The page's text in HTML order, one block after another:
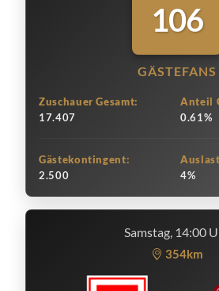
106
GÄSTEFANS
Zuschauer Gesamt:
17.407
Anteil
0.61%
Gästekontingent:
2.500
4%
Samstag, 14:00
354km